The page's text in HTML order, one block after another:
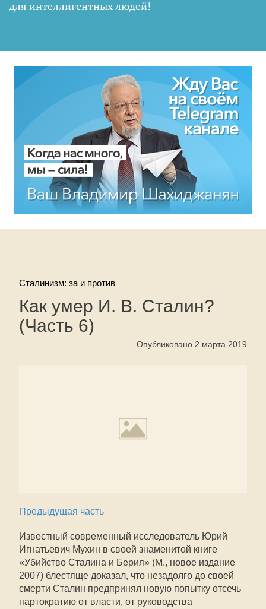
для интеллигентных людей!
Сталинизм: за и против
Как умер И. В. Сталин?
(Часть 6)
Опубликовано 2 марта 2019
Предыдущая часть
Известный современный исследователь Юрий
Игнатьевич Мухин в своей знаменитой книге
«Убийство Сталина и Берия» (М., новое издание
2007) блестяще доказал, что незадолго до своей
смерти Сталин предпринял новую попытку отсечь
партократию от власти, от руководства